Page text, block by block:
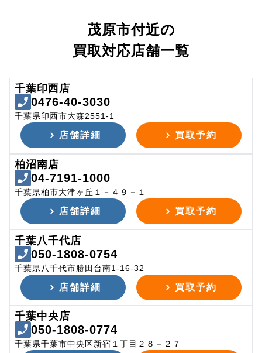
茂原市付近の
買取対応店舗一覧
千葉印西店
0476-40-3030
千葉県印西市大森2551-1
店舗詳細 買取予約
柏沼南店
04-7191-1000
千葉県柏市大津ヶ丘１－４９－１
店舗詳細 買取予約
千葉八千代店
050-1808-0754
千葉県八千代市勝田台南1-16-32
店舗詳細 買取予約
千葉中央店
050-1808-0774
千葉県千葉市中央区新宿１丁目２８－２７